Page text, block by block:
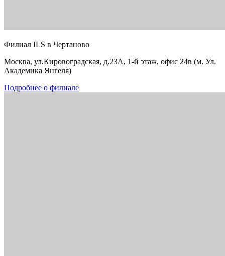
Филиал ILS в Чертаново
Москва, ул.Кировоградская, д.23А, 1-й этаж, офис 24в (м. Ул.
Академика Янгеля)
Подробнее о филиале